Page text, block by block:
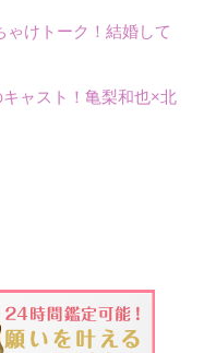
けトーク！結婚して
ャスト！亀梨和也×北